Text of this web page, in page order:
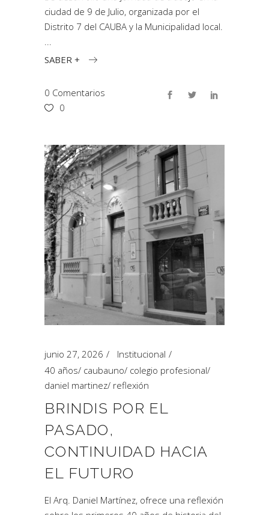
ciudad de 9 de Julio, organizada por el
Distrito 7 del CAUBA y la Municipalidad local.
SABER +
0 Comentarios
0
junio 27, 2026
Institucional
40 años/ caubauno/ colegio profesional/
daniel martinez/ reflexión
BRINDIS POR EL
PASADO,
CONTINUIDAD HACIA
EL FUTURO
El Arq. Daniel Martínez, ofrece una reflexión